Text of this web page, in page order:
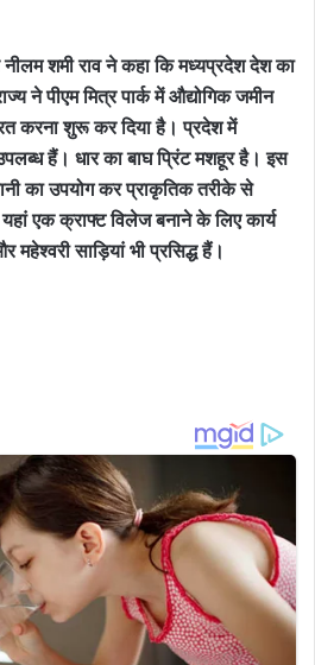
शमी राव ने कहा कि मध्यप्रदेश देश का
ने पीएम मित्र पार्क में औद्योगिक जमीन
करना शुरू कर दिया है। प्रदेश में
हैं। धार का बाघ प्रिंट मशहूर है। इस
का उपयोग कर प्राकृतिक तरीके से
एक क्राफ्ट विलेज बनाने के लिए कार्य
साड़ियां भी प्रसिद्ध हैं।